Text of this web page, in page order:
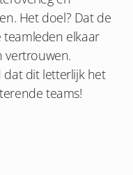
Het doel? Dat de
elkaar
vertrouwen.
dat dit letterlijk het
teams!